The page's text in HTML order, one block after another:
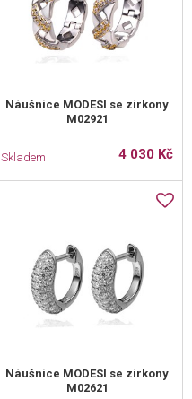
Náušnice MODESI se zirkony
M02921
Skladem 4 030 Kč
Náušnice MODESI se zirkony
M02621